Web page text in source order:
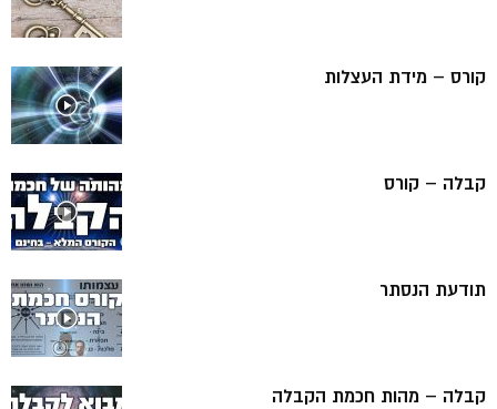
קורס – מידת העצלות
קבלה – קורס
תודעת הנסתר
קבלה – מהות חכמת הקבלה